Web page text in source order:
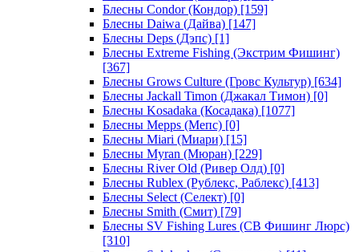
Блесны Condor (Кондор) [159]
Блесны Daiwa (Дайва) [147]
Блесны Deps (Дэпс) [1]
Блесны Extreme Fishing (Экстрим Фишинг)
[367]
Блесны Grows Culture (Гровс Культур) [634]
Блесны Jackall Timon (Джакал Тимон) [0]
Блесны Kosadaka (Косадака) [1077]
Блесны Mepps (Мепс) [0]
Блесны Miari (Миари) [15]
Блесны Myran (Мюран) [229]
Блесны River Old (Ривер Олд) [0]
Блесны Rublex (Рублекс, Раблекс) [413]
Блесны Select (Селект) [0]
Блесны Smith (Смит) [79]
Блесны SV Fishing Lures (СВ Фишинг Люрс)
[310]